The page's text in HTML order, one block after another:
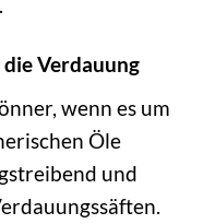
Verdauung
wenn es um
Öle
und